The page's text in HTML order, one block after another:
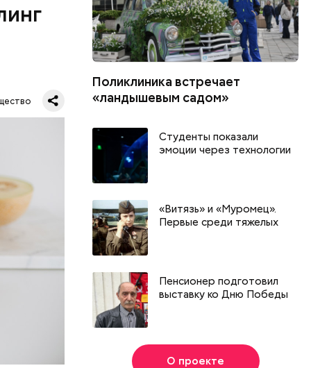
Поликлиника встречает
«ландышевым садом»
Студенты показали
эмоции через технологии
«Витязь» и «Муромец».
Первые среди тяжелых
Пенсионер подготовил
выставку ко Дню Победы
О проекте